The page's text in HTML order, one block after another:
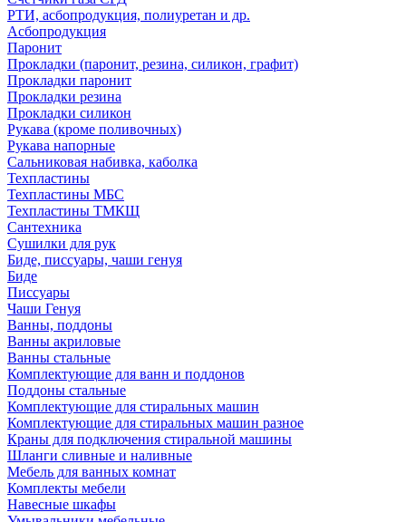
РТИ, асбопродукция, полиуретан и др.
Асбопродукция
Паронит
Прокладки (паронит, резина, силикон, графит)
Прокладки паронит
Прокладки резина
Прокладки силикон
Рукава (кроме поливочных)
Рукава напорные
Сальниковая набивка, каболка
Техпластины
Техпластины МБС
Техпластины ТМКЩ
Сантехника
Сушилки для рук
Биде, писсуары, чаши генуя
Биде
Писсуары
Чаши Генуя
Ванны, поддоны
Ванны акриловые
Ванны стальные
Комплектующие для ванн и поддонов
Поддоны стальные
Комплектующие для стиральных машин
Комплектующие для стиральных машин разное
Краны для подключения стиральной машины
Шланги сливные и наливные
Мебель для ванных комнат
Комплекты мебели
Навесные шкафы